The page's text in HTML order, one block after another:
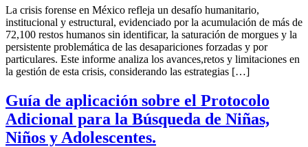
La crisis forense en México refleja un desafío humanitario,
institucional y estructural, evidenciado por la acumulación de más de
72,100 restos humanos sin identificar, la saturación de morgues y la
persistente problemática de las desapariciones forzadas y por
particulares. Este informe analiza los avances,retos y limitaciones en
la gestión de esta crisis, considerando las estrategias […]
Guía de aplicación sobre el Protocolo
Adicional para la Búsqueda de Niñas,
Niños y Adolescentes.